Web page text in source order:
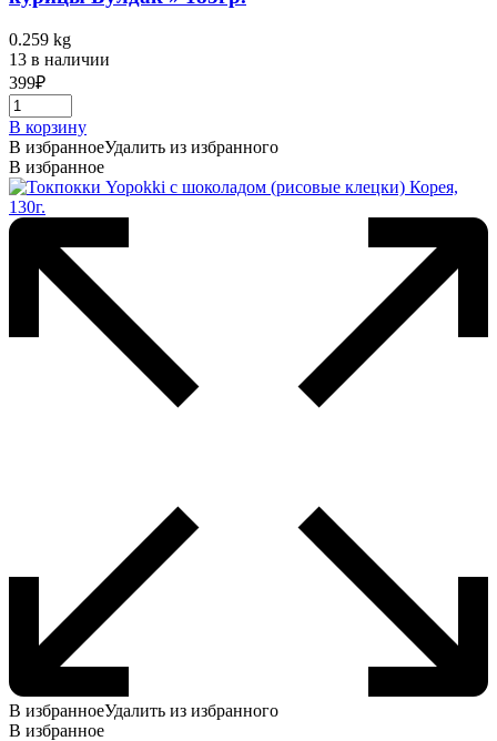
0.259 kg
13 в наличии
399₽
В корзину
В избранноеУдалить из избранного
В избранное
В избранноеУдалить из избранного
В избранное